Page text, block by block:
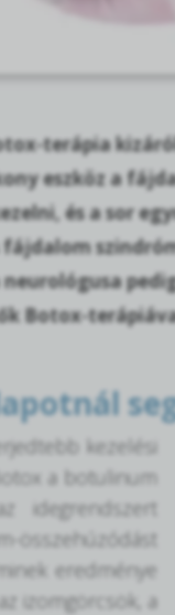
terápia
eszköz a
és a sor
Botox-
kezelési
a botulinum
idegrendszert
eredménye
izomgörcsök, a